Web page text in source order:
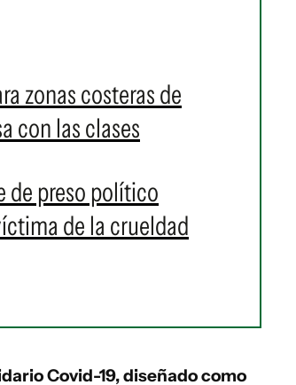
zonas costeras de
con las clases
de preso político
de la crueldad
Covid-19, diseñado como